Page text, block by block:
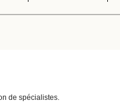
de spécialistes.